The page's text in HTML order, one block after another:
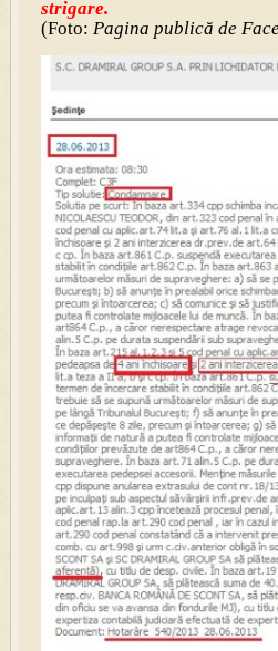
strigare.
(Foto: Pagina publică de